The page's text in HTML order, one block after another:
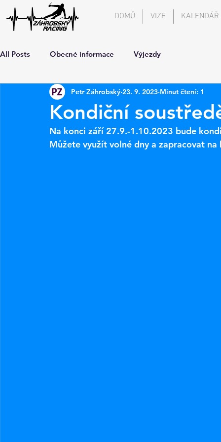
DOMŮ VIZE KALENDÁŘ
All Posts Obecné informace Výjezdy
Kondiční
Petr Záhrobský 23. 9. 2023 Minut čtení: 1
Na konci září 27.9.-1.10.2023 bude
Můžete využít volné dny a zapracovat